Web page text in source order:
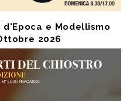
e Modellismo
2026
2026
- Malpensa Fiere
€ 8,00